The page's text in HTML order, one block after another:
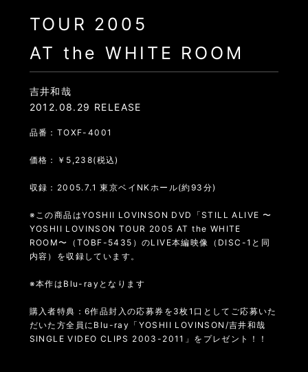
TOUR 2005
AT the WHITE ROOM
吉井和哉
2012.08.29 RELEASE
品番：TOXF-4001
価格：￥5,238(税込)
収録：2005.7.1 東京ベイNKホール(約93分)
※この商品はYOSHII LOVINSON DVD「STILL ALIVE 〜
YOSHII LOVINSON TOUR 2005 AT the WHITE
ROOM〜（TOBF-5435）のLIVE本編映像（DISC-1と同
内容）を収録しています。
※本作はBlu-rayとなります
購入者特典：6作品封入の応募券を3枚1口としてご応募いた
だいた方全員にBlu-ray「YOSHII LOVINSON/吉井和哉
SINGLE VIDEO CLIPS 2003-2011」をプレゼント！！